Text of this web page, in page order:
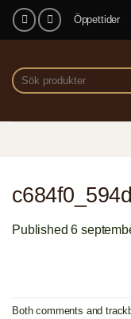
Skip
Öppettider
Sök
efter:
Published6
Both comments and